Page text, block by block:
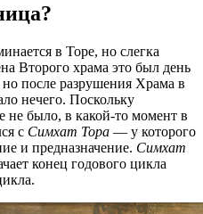
в Торе, но слегка
Второго храма это был день
после разрушения Храма в
нечего. Поскольку
не было, в какой-то момент в
с Симхат Тора — у которого
и предназначение. Симхат
конец годового цикла